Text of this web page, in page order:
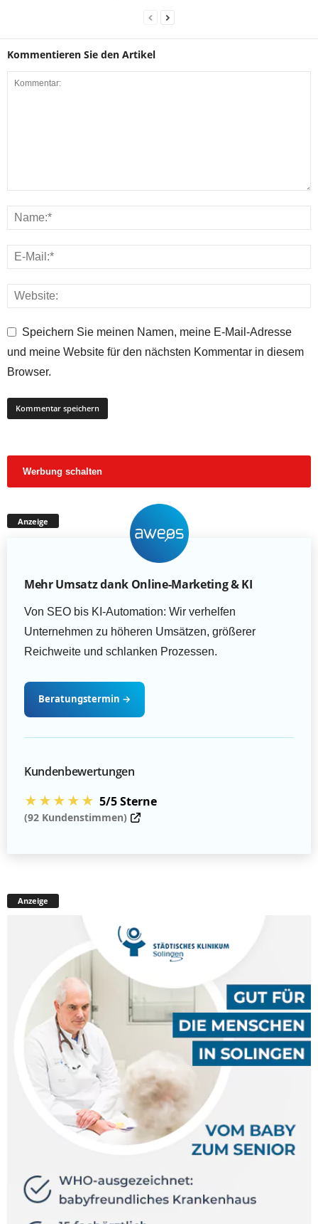
Kommentieren Sie den Artikel
Speichern Sie meinen Namen, meine E-Mail-Adresse
und meine Website für den nächsten Kommentar in diesem
Browser.
Werbung schalten
Anzeige
Mehr Umsatz dank Online-Marketing & KI
Von SEO bis KI-Automation: Wir verhelfen
Unternehmen zu höheren Umsätzen, größerer
Reichweite und schlanken Prozessen.
Beratungstermin →
Kundenbewertungen
★★★★★ 5/5 Sterne
(92 Kundenstimmen)
Anzeige